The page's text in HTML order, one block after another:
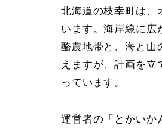
北海道の枝幸町は、
います。海岸線に広
酪農地帯と、海と山
えますが、計画を
っています。
運営者の「とかいか